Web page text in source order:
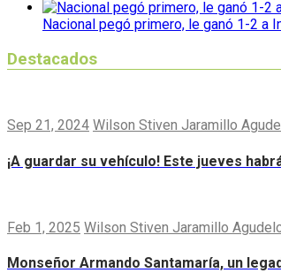
Nacional pegó primero, le ganó 1-2 a
Destacados
Sep 21, 2024 Wilson Stiven Jaramillo
¡A guardar su vehículo! Este jueves
Feb 1, 2025 Wilson Stiven Jaramillo
Monseñor Armando Santamaría, un